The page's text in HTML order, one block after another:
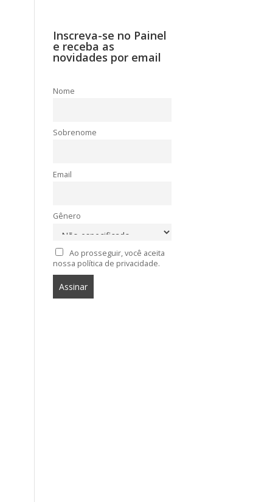
Inscreva-se no Painel
e receba as
novidades por email
Nome
Sobrenome
Email
Gênero
Ao prosseguir, você aceita
nossa política de privacidade.